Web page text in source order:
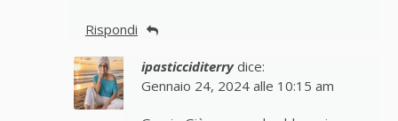
Rispondi
ipasticciditerry dice:
Gennaio 24, 2024 alle 10:15 am